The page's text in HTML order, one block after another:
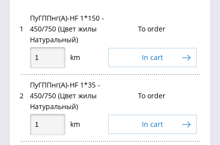
1
ПуГППнг(А)-HF 1*150 -
450/750 (Цвет жилы
Натуральный)
To order
km In cart
2
ПуГППнг(А)-HF 1*35 -
450/750 (Цвет жилы
Натуральный)
To order
km In cart